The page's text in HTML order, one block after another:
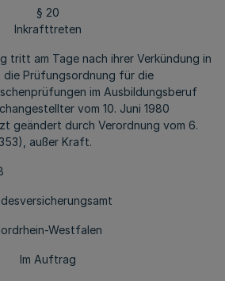
§ 20
Inkrafttreten
tritt am Tage nach ihrer Verkündung in
Prüfungsordnung für die
im Ausbildungsberuf
vom 10. Juni 1980
geändert durch Verordnung vom 6.
außer Kraft.
Westfalen
Im Auftrag